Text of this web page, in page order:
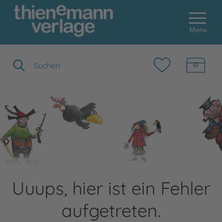
Menu
Uuups, hier ist ein Fehler
aufgetreten.